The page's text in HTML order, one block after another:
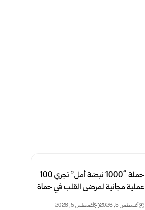
حملة “1000 نبضة أمل” تجري 100
عملية مجانية لمرضى القلب في حماة
أغسطس 5, 2026 أغسطس 5, 2026